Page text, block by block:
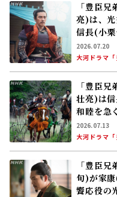
「豊臣
亮)は、
信長(小
わず――
2026.07.20
大河ドラマ「
「豊臣
壮亮)は
和睦を急
し”が……
2026.07.13
大河ドラマ「
「豊臣
旬)が家
饗応役